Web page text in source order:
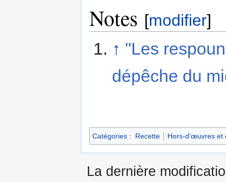
Notes [modifier]
↑ "Les
dépêche du
Catégories : Recette Hors-d’œuvres et
La dernière